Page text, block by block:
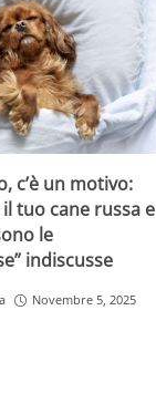
c’è un motivo:
tuo cane russa e
le
indiscusse
Novembre 5, 2025